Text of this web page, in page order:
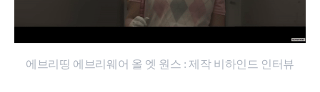
에브리띵 에브리웨어 올 엣 원스 : 제작 비하인드 인터뷰